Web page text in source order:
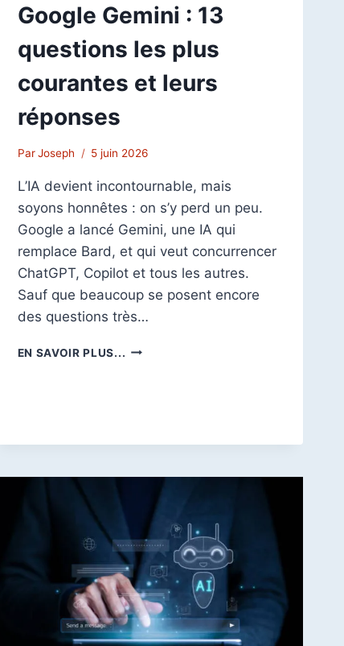
Google Gemini : 13
questions les plus
courantes et leurs
réponses
Par Joseph 5 juin 2026
L’IA devient incontournable, mais
soyons honnêtes : on s’y perd un peu.
Google a lancé Gemini, une IA qui
remplace Bard, et qui veut concurrencer
ChatGPT, Copilot et tous les autres.
Sauf que beaucoup se posent encore
des questions très…
EN SAVOIR PLUS... GOOGLE
LEURS
RÉPONSES